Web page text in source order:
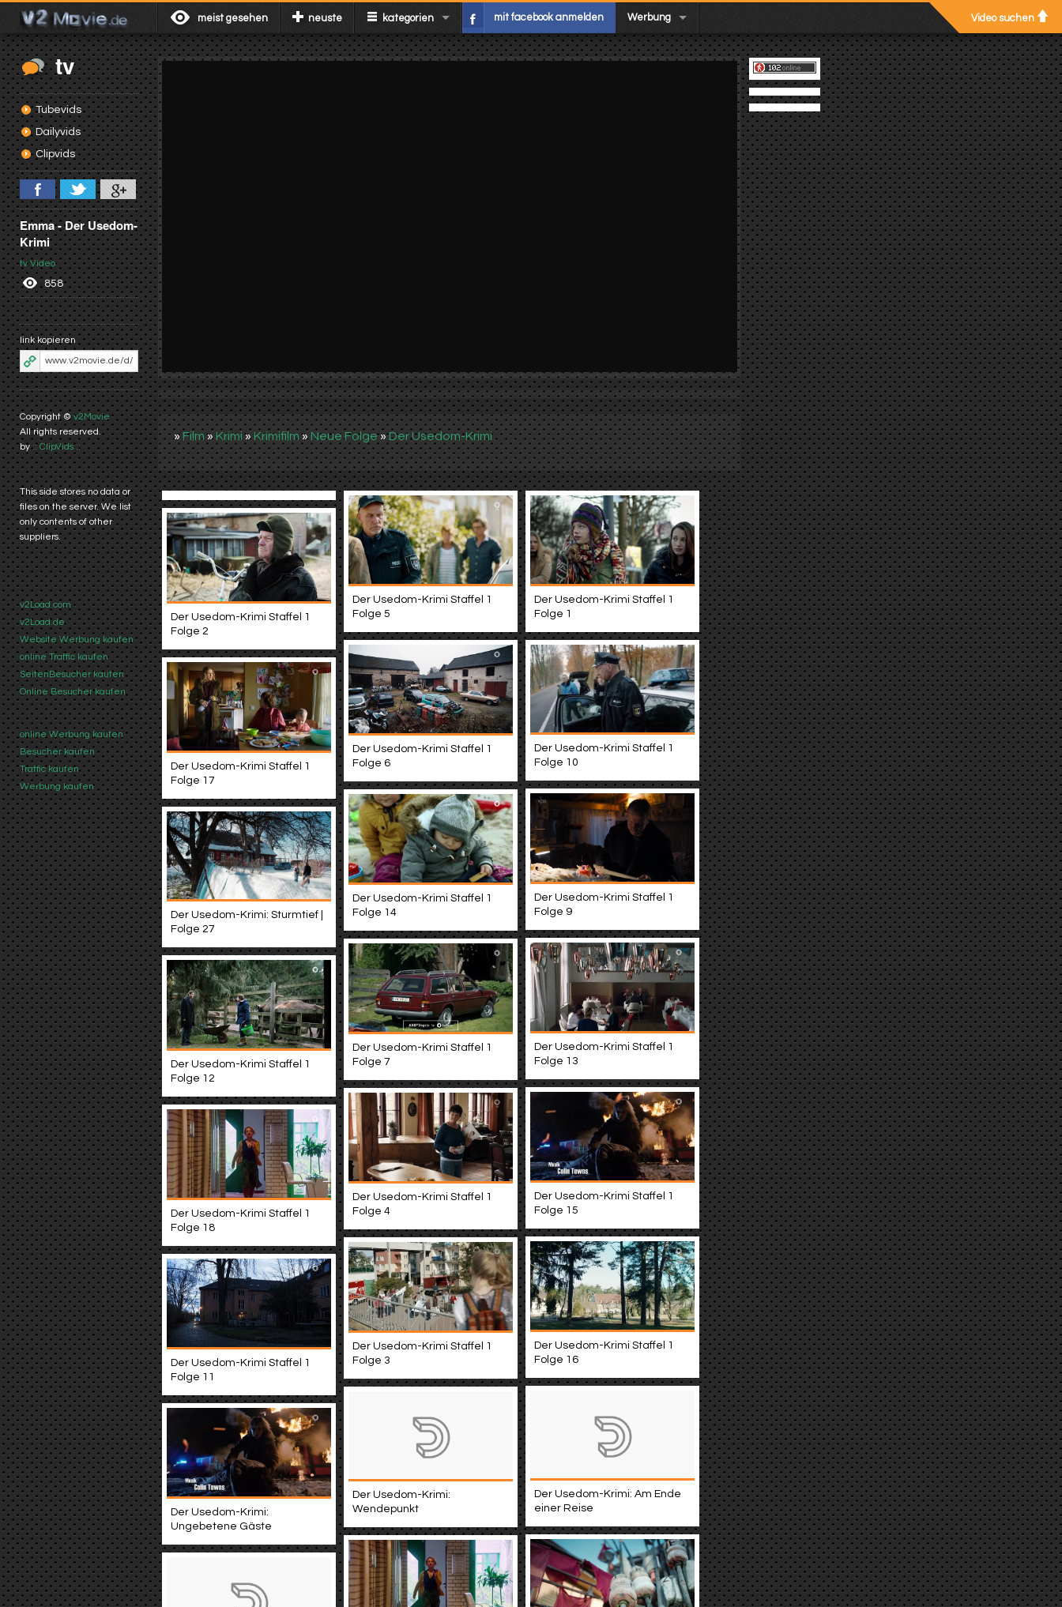
meist gesehen neuste kategorien mit facebook anmelden Werbung Video suchen
tv
Tubevids
Dailyvids
Clipvids
Emma - Der Usedom-
Krimi
tv Video
858
link kopieren
Copyright © v2Movie
All rights reserved.
by:: ClipVids ::
This side stores no data or
files on the server. We list
only contents of other
suppliers.
v2Load.com
v2Load.de
Website Werbung kaufen
online Traffic kaufen
SeitenBesucher kaufen
Online Besucher kaufen
online Werbung kaufen
Besucher kaufen
Traffic kaufen
Werbung kaufen
»Film»Krimi»Krimifilm»Neue Folge»Der Usedom-Krimi
Der Usedom-Krimi Staffel 1
Folge 5
Der Usedom-Krimi Staffel 1
Folge 1
Der Usedom-Krimi Staffel 1
Folge 2
Der Usedom-Krimi Staffel 1
Folge 6
Der Usedom-Krimi Staffel 1
Folge 10
Der Usedom-Krimi Staffel 1
Folge 17
Der Usedom-Krimi Staffel 1
Folge 9
Der Usedom-Krimi Staffel 1
Folge 14
Der Usedom-Krimi: Sturmtief |
Folge 27
Der Usedom-Krimi Staffel 1
Folge 13
Der Usedom-Krimi Staffel 1
Folge 7
Der Usedom-Krimi Staffel 1
Folge 12
Der Usedom-Krimi Staffel 1
Folge 15
Der Usedom-Krimi Staffel 1
Folge 4
Der Usedom-Krimi Staffel 1
Folge 18
Der Usedom-Krimi Staffel 1
Folge 16
Der Usedom-Krimi Staffel 1
Folge 3
Der Usedom-Krimi Staffel 1
Folge 11
Der Usedom-Krimi: Am Ende
einer Reise
Der Usedom-Krimi:
Wendepunkt
Der Usedom-Krimi:
Ungebetene Gäste